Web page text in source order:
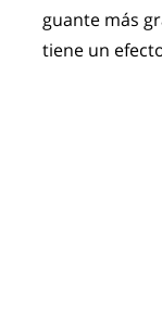
guante más
tiene un